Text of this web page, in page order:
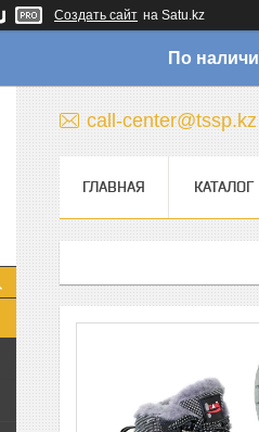
Создать сайт на Satu.kz
По
call-center@tssp.kz
ГЛАВНАЯ КАТАЛОГ